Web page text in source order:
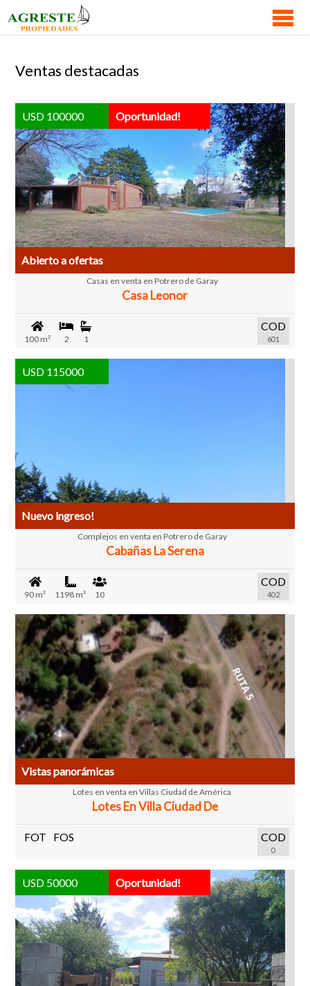
BUSCAMOS POR VOS
NOVEDADES
MAPA DE PROPIEDADES
CONTACTO
Ventas destacadas
USD 100000 Oportunidad!
Abierto a ofertas
Casas en venta en Potrero de Garay
Casa Leonor
100 m² 2 1
COD
601
USD 115000
Nuevo ingreso!
Complejos en venta en Potrero de Garay
Cabañas La Serena
90 m² 1198 m² 10
COD
402
Vistas panorámicas
Lotes en venta en Villas Ciudad de América
Lotes En Villa Ciudad De
FOT FOS COD
0
USD 50000 Oportunidad!